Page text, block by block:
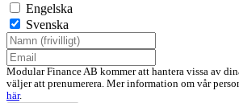
Engelska
Svenska
Modular Finance AB kommer att hantera vissa av
väljer att prenumerera. Mer information om vår
här.